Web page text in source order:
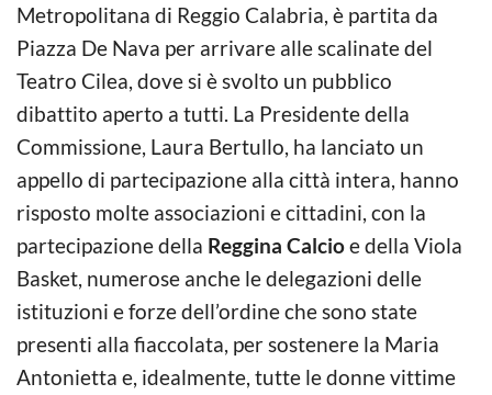
Metropolitana di Reggio Calabria, è partita da
Piazza De Nava per arrivare alle scalinate del
Teatro Cilea, dove si è svolto un pubblico
dibattito aperto a tutti. La Presidente della
Commissione, Laura Bertullo, ha lanciato un
appello di partecipazione alla città intera, hanno
risposto molte associazioni e cittadini, con la
partecipazione della Reggina Calcioe della Viola
Basket, numerose anche le delegazioni delle
istituzioni e forze dell’ordine che sono state
presenti alla fiaccolata, per sostenere la Maria
Antonietta e, idealmente, tutte le donne vittime